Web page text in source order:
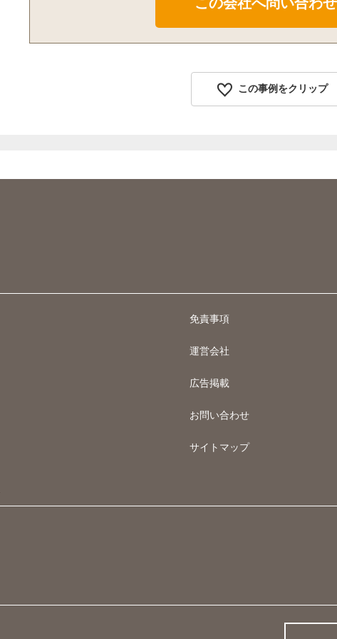
この事例をクリップ
免責事項
運営会社
広告掲載
お問い合わせ
サイトマップ